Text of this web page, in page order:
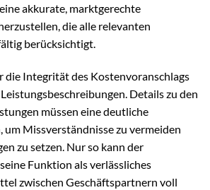
akkurate, marktgerechte
die alle relevanten
berücksichtigt.
die Integrität des Kostenvoranschlags
Details zu den
müssen eine deutliche
Missverständnisse zu vermeiden
zu setzen. Nur so kann der
Funktion als verlässliches
zwischen Geschäftspartnern voll